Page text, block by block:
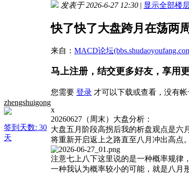
zhengshuigong
签到天数: 30
天
发表于 2026-6-27 12:30 | 显示全部楼
快了快了大盘跨月在荡两
来自： MACD论坛
马上注册，结交更多好友，享用
您需要 登录 才可以下载或查看，没有帐
x
20260627（周末）大盘分析：
大盘五月阶段高拐后我的析盘观点是六
将重新开启返上之路直至八月冲出高点。
注意七上八下这里说的是一种概率规律
一种我认为概率较小的可能，就是八月